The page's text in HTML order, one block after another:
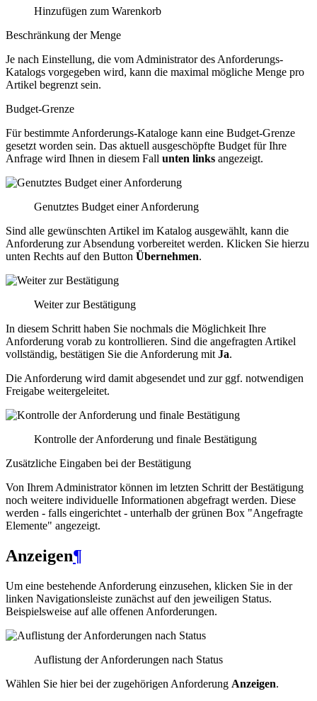
Hinzufügen zum Warenkorb
Beschränkung der Menge
Je nach Einstellung, die vom Administrator des Anforderungs-
Katalogs vorgegeben wird, kann die maximal mögliche Menge pro
Artikel begrenzt sein.
Budget-Grenze
Für bestimmte Anforderungs-Kataloge kann eine Budget-Grenze
gesetzt worden sein. Das aktuell ausgeschöpfte Budget für Ihre
Anfrage wird Ihnen in diesem Fall unten links angezeigt.
Genutztes Budget einer Anforderung
Sind alle gewünschten Artikel im Katalog ausgewählt, kann die
Anforderung zur Absendung vorbereitet werden. Klicken Sie hierzu
unten Rechts auf den Button Übernehmen.
Weiter zur Bestätigung
In diesem Schritt haben Sie nochmals die Möglichkeit Ihre
Anforderung vorab zu kontrollieren. Sind die angefragten Artikel
vollständig, bestätigen Sie die Anforderung mitJa.
Die Anforderung wird damit abgesendet und zur ggf. notwendigen
Freigabe weitergeleitet.
Kontrolle der Anforderung und finale Bestätigung
Zusätzliche Eingaben bei der Bestätigung
Von Ihrem Administrator können im letzten Schritt der Bestätigung
noch weitere individuelle Informationen abgefragt werden. Diese
werden - falls eingerichtet - unterhalb der grünen Box "Angefragte
Elemente" angezeigt.
Anzeigen¶
Um eine bestehende Anforderung einzusehen, klicken Sie in der
linken Navigationsleiste zunächst auf den jeweiligen Status.
Beispielsweise auf alle offenen Anforderungen.
Auflistung der Anforderungen nach Status
Wählen Sie hier bei der zugehörigen Anforderung Anzeigen.